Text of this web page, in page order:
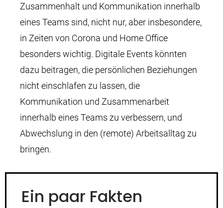
Zusammenhalt und Kommunikation innerhalb
eines Teams sind, nicht nur, aber insbesondere,
in Zeiten von Corona und Home Office
besonders wichtig. Digitale Events könnten
dazu beitragen, die persönlichen Beziehungen
nicht einschlafen zu lassen, die
Kommunikation und Zusammenarbeit
innerhalb eines Teams zu verbessern, und
Abwechslung in den (remote) Arbeitsalltag zu
bringen.
Ein paar Fakten